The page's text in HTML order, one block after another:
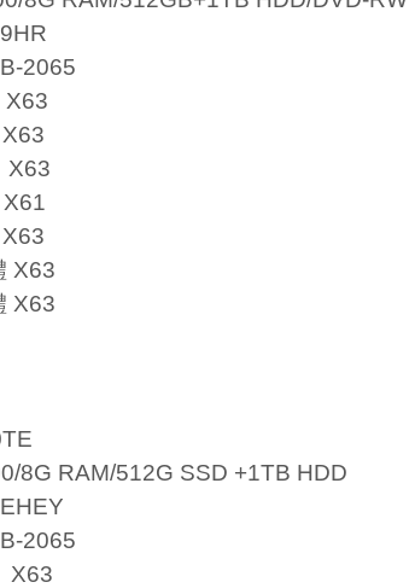
2065
X63
X63
X63
8G RAM/512G SSD +1TB HDD
2065